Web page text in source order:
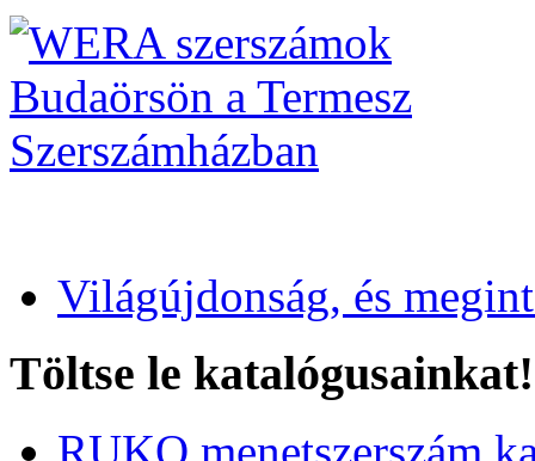
Világújdonság, és
Töltse le katalógusainkat!
RUKO menetszerszám